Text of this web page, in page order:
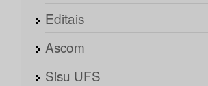
Editais
Ascom
Sisu UFS